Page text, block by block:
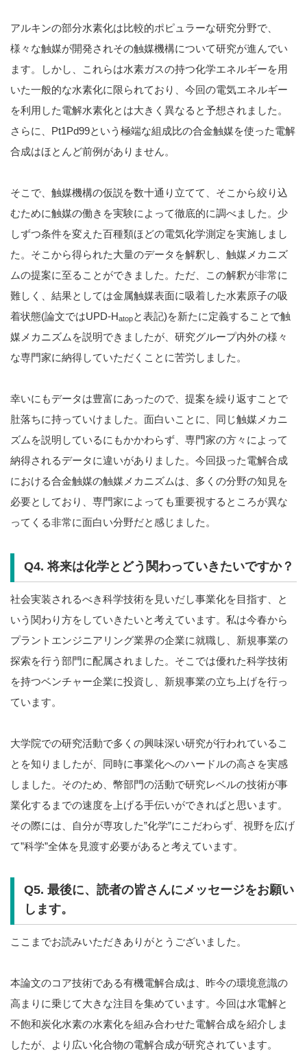
アルキンの部分水素化は比較的ポピュラーな研究分野で、
様々な触媒が開発されその触媒機構について研究が進んでい
ます。しかし、これらは水素ガスの持つ化学エネルギーを用
いた一般的な水素化に限られており、今回の電気エネルギー
を利用した電解水素化とは大きく異なると予想されました。
さらに、Pt1Pd99という極端な組成比の合金触媒を使った電解
合成はほとんど前例がありません。
そこで、触媒機構の仮説を数十通り立てて、そこから絞り込
むために触媒の働きを実験によって徹底的に調べました。少
しずつ条件を変えた百種類ほどの電気化学測定を実施しまし
た。そこから得られた大量のデータを解釈し、触媒メカニズ
ムの提案に至ることができました。ただ、この解釈が非常に
難しく、結果としては金属触媒表面に吸着した水素原子の吸
着状態(論文ではUPD-Hatopと表記)を新たに定義することで触
媒メカニズムを説明できましたが、研究グループ内外の様々
な専門家に納得していただくことに苦労しました。
幸いにもデータは豊富にあったので、提案を繰り返すことで
肚落ちに持っていけました。面白いことに、同じ触媒メカニ
ズムを説明しているにもかかわらず、専門家の方々によって
納得されるデータに違いがありました。今回扱った電解合成
における合金触媒の触媒メカニズムは、多くの分野の知見を
必要としており、専門家によっても重要視するところが異な
ってくる非常に面白い分野だと感じました。
Q4. 将来は化学とどう関わっていきたいですか？
社会実装されるべき科学技術を見いだし事業化を目指す、と
いう関わり方をしていきたいと考えています。私は今春から
プラントエンジニアリング業界の企業に就職し、新規事業の
探索を行う部門に配属されました。そこでは優れた科学技術
を持つベンチャー企業に投資し、新規事業の立ち上げを行っ
ています。
大学院での研究活動で多くの興味深い研究が行われているこ
とを知りましたが、同時に事業化へのハードルの高さを実感
しました。そのため、幣部門の活動で研究レベルの技術が事
業化するまでの速度を上げる手伝いができればと思います。
その際には、自分が専攻した”化学”にこだわらず、視野を広げ
て”科学”全体を見渡す必要があると考えています。
Q5. 最後に、読者の皆さんにメッセージをお願い
します。
ここまでお読みいただきありがとうございました。
本論文のコア技術である有機電解合成は、昨今の環境意識の
高まりに乗じて大きな注目を集めています。今回は水電解と
不飽和炭化水素の水素化を組み合わせた電解合成を紹介しま
したが、より広い化合物の電解合成が研究されています。